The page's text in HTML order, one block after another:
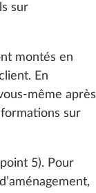
sur
montés en
En
même après
sur
5). Pour